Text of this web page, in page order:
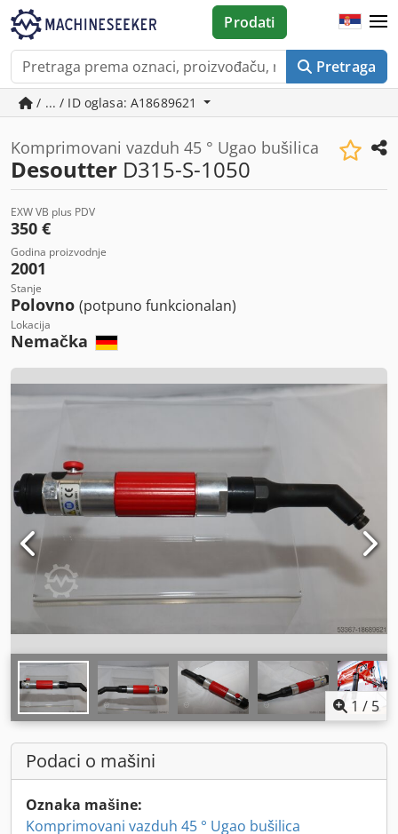
Pretraga
Prodati
/ ... / ID oglasa: A18689621
Komprimovani vazduh 45 ° Ugao bušilica
Desoutter D315-S-1050
EXW VB plus PDV
350 €
Godina proizvodnje
2001
Stanje
Polovno (potpuno funkcionalan)
Lokacija
Nemačka
1 / 5
Podaci o mašini
Oznaka mašine:
Komprimovani vazduh 45 ° Ugao bušilica